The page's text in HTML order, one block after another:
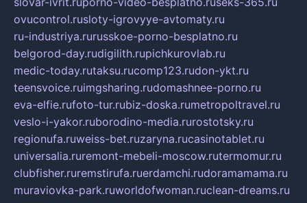
ovucontrol.rusloty-igrovyye-avtomaty.ru
ru-industriya.rurusskoe-porno-besplatno.ru
belgorod-day.rudigilith.rupichkurovlab.ru
medic-today.rutaksu.rucomp123.rudon-ykt.ru
teensvoice.ruimgsharing.rudomashnee-porno.ru
eva-elfie.rufoto-tur.rubiz-doska.rumetropoltravel.ru
veslo-i-yakor.ruborodino-media.rurostotsky.ru
regionufa.ruweiss-bet.ruzaryna.rucasinotablet.ru
universalia.ruremont-mebeli-moscow.rutermomur.ru
clubfisher.ruremstirufa.ruerdamchi.rudoramamama.ru
muraviovka-park.ruworldofwoman.ruclean-dreams.ru